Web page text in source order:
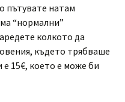
пътувате натам
“нормални”
колкото да
където трябваше
е 15€, което е може би